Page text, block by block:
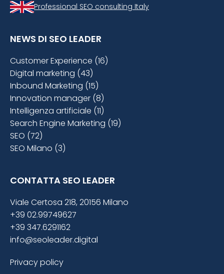
Professional SEO consulting Italy
NEWS DI SEO LEADER
Customer Experience (16)
Digital marketing (43)
Inbound Marketing (15)
Innovation manager (8)
Intelligenza artificiale (11)
Search Engine Marketing (19)
SEO (72)
SEO Milano (3)
CONTATTA SEO LEADER
Viale Certosa 218, 20156 Milano
+39 02.99749627
+39 347.6291162
info@seoleader.digital
Privacy policy